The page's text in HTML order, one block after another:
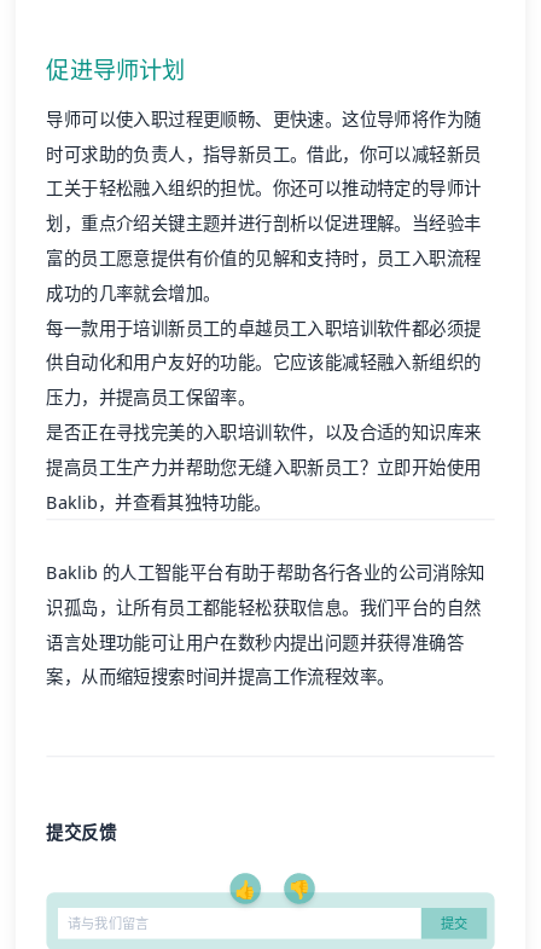
促进导师计划
导师可以使入职过程更顺畅、更快速。这位导师将作为随
时可求助的负责人，指导新员工。借此，你可以减轻新员
工关于轻松融入组织的担忧。你还可以推动特定的导师计
划，重点介绍关键主题并进行剖析以促进理解。当经验丰
富的员工愿意提供有价值的见解和支持时，员工入职流程
成功的几率就会增加。
每一款用于培训新员工的卓越员工入职培训软件都必须提
供自动化和用户友好的功能。它应该能减轻融入新组织的
压力，并提高员工保留率。
是否正在寻找完美的入职培训软件，以及合适的知识库来
提高员工生产力并帮助您无缝入职新员工？立即开始使用
Baklib，并查看其独特功能。
Baklib 的人工智能平台有助于帮助各行各业的公司消除知
识孤岛，让所有员工都能轻松获取信息。我们平台的自然
语言处理功能可让用户在数秒内提出问题并获得准确答
案，从而缩短搜索时间并提高工作流程效率。
提交反馈
👍 👎